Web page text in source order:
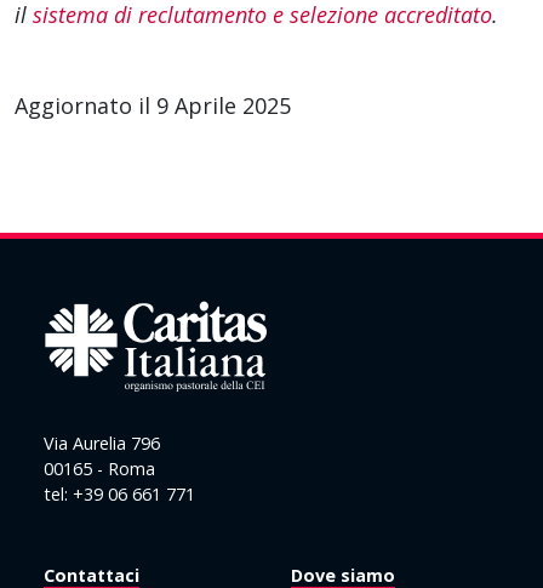
il sistema di reclutamento e selezione accreditato.
Aggiornato il 9 Aprile 2025
Via Aurelia 796
00165 - Roma
tel: +39 06 661 771
Contattaci Dove siamo